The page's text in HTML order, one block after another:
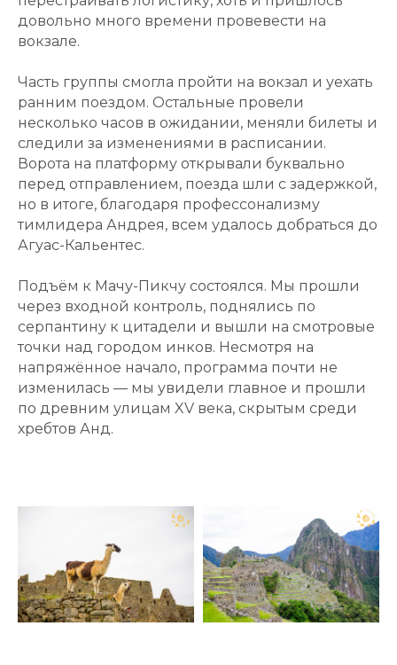
довольно много времени провевести на
вокзале.
Часть группы смогла пройти на вокзал и уехать
ранним поездом. Остальные провели
несколько часов в ожидании, меняли билеты и
следили за изменениями в расписании.
Ворота на платформу открывали буквально
перед отправлением, поезда шли с задержкой,
но в итоге, благодаря профессонализму
тимлидера Андрея, всем удалось добраться до
Агуас-Кальентес.
Подъём к Мачу-Пикчу состоялся. Мы прошли
через входной контроль, поднялись по
серпантину к цитадели и вышли на смотровые
точки над городом инков. Несмотря на
напряжённое начало, программа почти не
изменилась — мы увидели главное и прошли
по древним улицам XV века, скрытым среди
хребтов Анд.